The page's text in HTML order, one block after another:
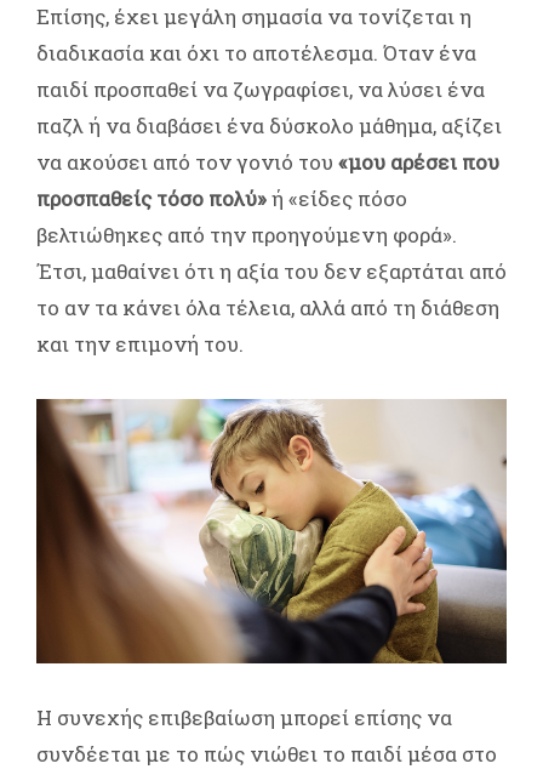
Επίσης, έχει μεγάλη σημασία να τονίζεται η
διαδικασία και όχι το αποτέλεσμα. Όταν ένα
παιδί προσπαθεί να ζωγραφίσει, να λύσει ένα
παζλ ή να διαβάσει ένα δύσκολο μάθημα, αξίζει
να ακούσει από τον γονιό του «μου αρέσει που
προσπαθείς τόσο πολύ»ή «είδες πόσο
βελτιώθηκες από την προηγούμενη φορά».
Έτσι, μαθαίνει ότι η αξία του δεν εξαρτάται από
το αν τα κάνει όλα τέλεια, αλλά από τη διάθεση
και την επιμονή του.
Η συνεχής επιβεβαίωση μπορεί επίσης να
συνδέεται με το πώς νιώθει το παιδί μέσα στο